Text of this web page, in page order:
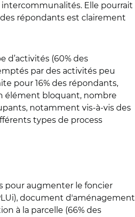
Elle pourrait
répondants est clairement
d’activités (60% des
par des activités peu
pour 16% des répondants,
élément bloquant, nombre
notamment vis-à-vis des
types de process
pour augmenter le foncier
document d'aménagement
à la parcelle (66% des